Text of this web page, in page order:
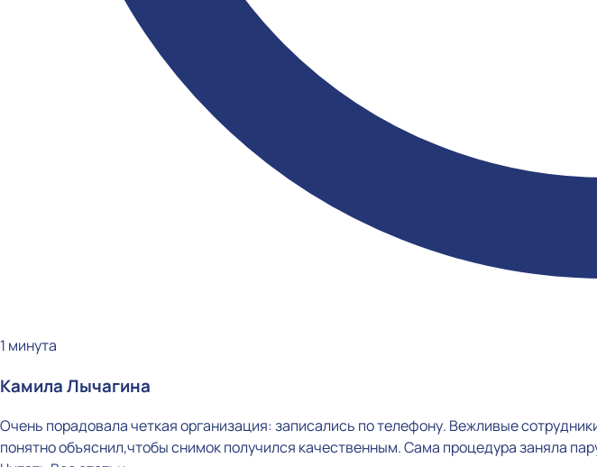
1 минута
Камила Лычагина
Очень порадовала четкая организация: записались по телефону. Вежливые
понятно объяснил,чтобы снимок получился качественным. Сама процедура заняла